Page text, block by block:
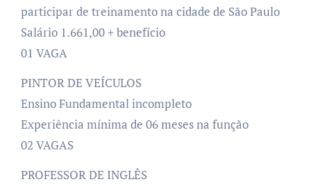
participar de treinamento na cidade de São Paulo
Salário 1.661,00 + benefício
01 VAGA
PINTOR DE VEÍCULOS
Ensino Fundamental incompleto
Experiência mínima de 06 meses na função
02 VAGAS
PROFESSOR DE INGLÊS